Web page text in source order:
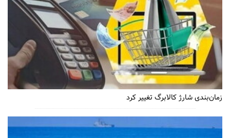
زمان‌بندی شارژ کالابرگ تغییر کرد